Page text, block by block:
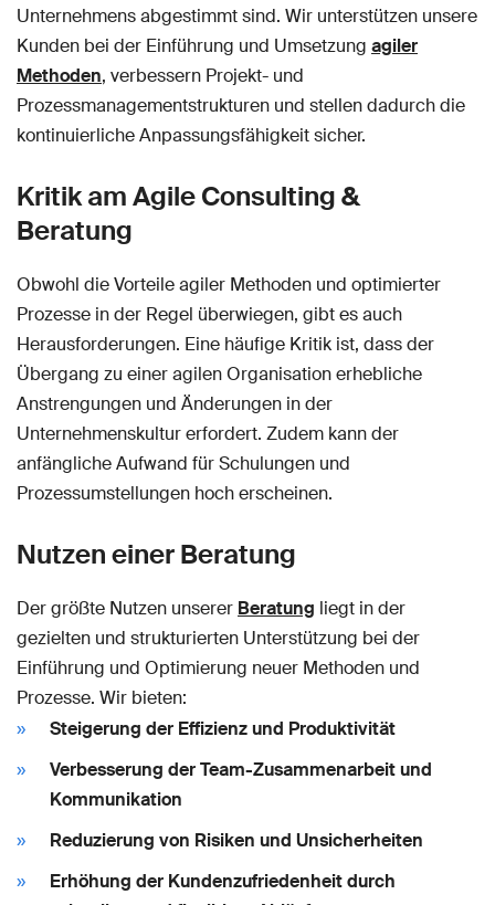
Unternehmens abgestimmt sind. Wir unterstützen unsere
Kunden bei der Einführung und Umsetzung agiler
Methoden, verbessern Projekt- und
Prozessmanagementstrukturen und stellen dadurch die
kontinuierliche Anpassungsfähigkeit sicher.
Kritik am Agile Consulting &
Beratung
Obwohl die Vorteile agiler Methoden und optimierter
Prozesse in der Regel überwiegen, gibt es auch
Herausforderungen. Eine häufige Kritik ist, dass der
Übergang zu einer agilen Organisation erhebliche
Anstrengungen und Änderungen in der
Unternehmenskultur erfordert. Zudem kann der
anfängliche Aufwand für Schulungen und
Prozessumstellungen hoch erscheinen.
Nutzen einer Beratung
Der größte Nutzen unserer Beratung liegt in der
gezielten und strukturierten Unterstützung bei der
Einführung und Optimierung neuer Methoden und
Prozesse. Wir bieten:
Steigerung der Effizienz und Produktivität
Verbesserung der Team-Zusammenarbeit und
Kommunikation
Reduzierung von Risiken und Unsicherheiten
Erhöhung der Kundenzufriedenheit durch